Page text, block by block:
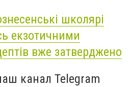
школярі
екзотичними
вже затверджено
канал Telegram